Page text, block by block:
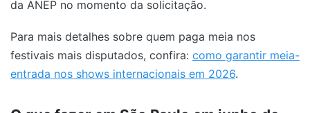
da ANEP no momento da solicitação.
Para mais detalhes sobre quem paga meia nos
festivais mais disputados, confira: como garantir meia-
entrada nos shows internacionais em 2026.